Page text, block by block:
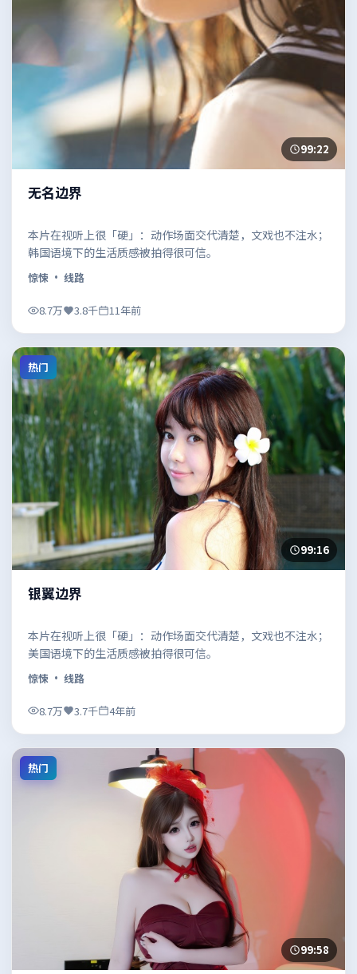
99:22
无名边界
本片在视听上很「硬」：动作场面交代清楚，文戏也不注水；
韩国语境下的生活质感被拍得很可信。
惊悚 · 线路
8.7万 3.8千 11年前
热门
99:16
银翼边界
本片在视听上很「硬」：动作场面交代清楚，文戏也不注水；
美国语境下的生活质感被拍得很可信。
惊悚 · 线路
8.7万 3.7千 4年前
热门
99:58